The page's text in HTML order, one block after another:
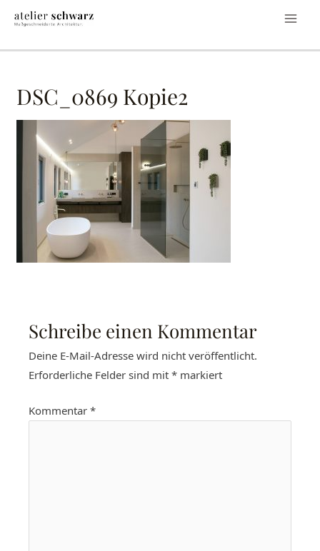
DSC_0869 Kopie2
Schreibe einen Kommentar
Deine E-Mail-Adresse wird nicht veröffentlicht.
Erforderliche Felder sind mit* markiert
Kommentar*